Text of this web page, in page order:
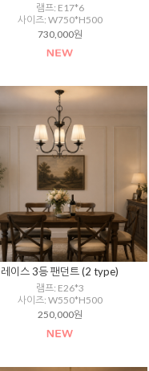
램프: E17*6
사이즈: W750*H500
730,000원
레이스 3등 팬던트 (2 type)
램프: E26*3
사이즈: W550*H500
250,000원